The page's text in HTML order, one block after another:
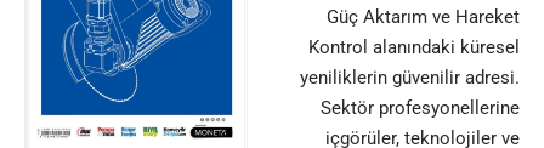
Güç Aktarım ve Hareket
Kontrol alanındaki küresel
yeniliklerin güvenilir adresi.
Sektör profesyonellerine
içgörüler, teknolojiler ve